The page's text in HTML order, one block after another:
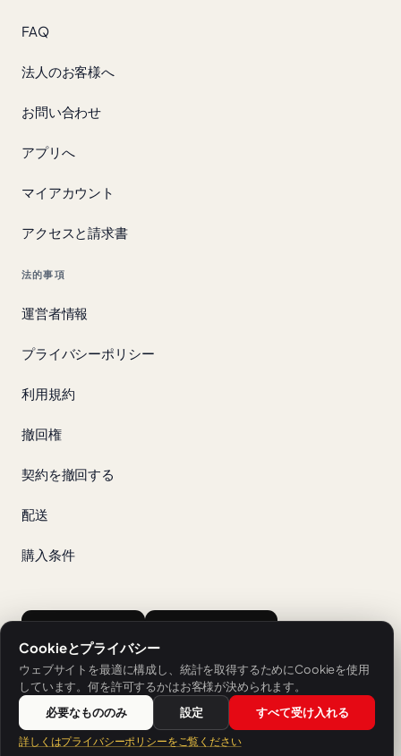
FAQ
法人のお客様へ
お問い合わせ
アプリへ
マイアカウント
アクセスと請求書
法的事項
運営者情報
プライバシーポリシー
利用規約
撤回権
契約を撤回する
配送
購入条件
SH Sprachschule Heilbronnが提供するサービスです。
© 2026 V-IZ
Cookieとプライバシー
ウェブサイトを最適に構成し、統計を取得するためにCookieを使用
しています。何を許可するかはお客様が決められます。
必要なもののみ
設定 すべて受け入れる
詳しくはプライバシーポリシーをご覧ください